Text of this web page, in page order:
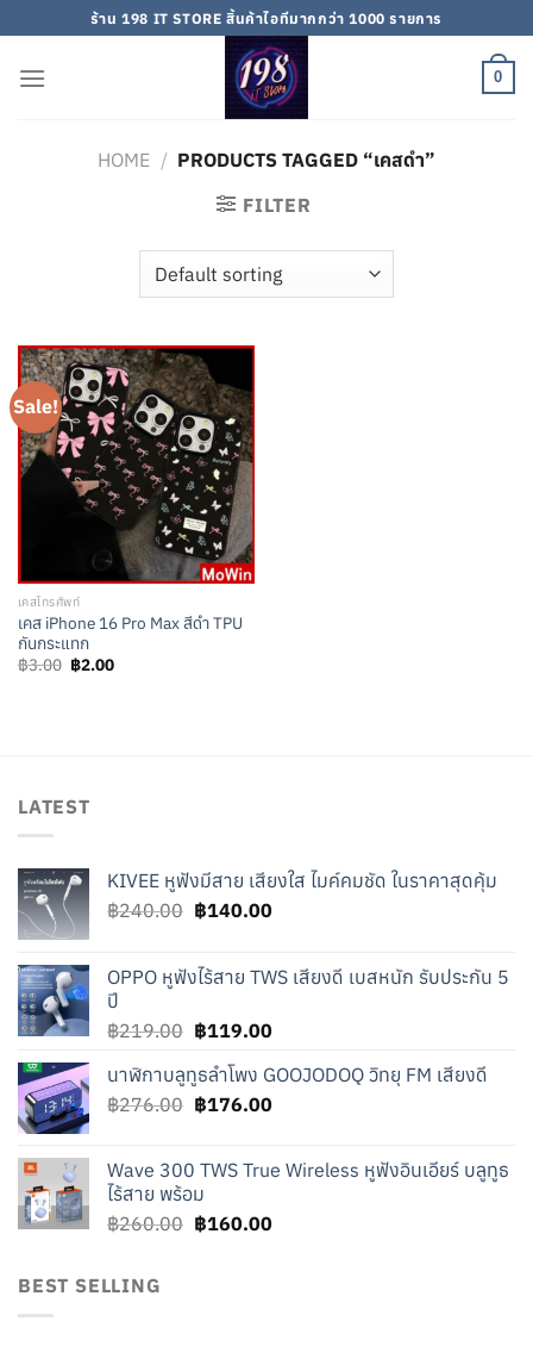
to
content
ร้าน 198 IT STORE สิ้นค้าไอทีมากกว่า 1000 รายการ
0
HOME / PRODUCTS TAGGED “เคสดำ”
FILTER
Sale!
เคสโทรศัพท์
เคส iPhone 16 Pro Max สีดำ TPU
กันกระแทก
฿3.00 Original
price
฿2.00Current
LATEST
KIVEE หูฟังมีสาย เสียงใส ไมค์คมชัด ในราคาสุดคุ้ม
฿240.00 Original
฿240.00.
฿140.00Current
฿140.00.
OPPO หูฟังไร้สาย TWS เสียงดี เบสหนัก รับประกัน 5
ปี
฿219.00 Original
was:
฿219.00.
฿119.00Current
is:
฿119.00.
นาฬิกาบลูทูธลำโพง GOOJODOQ วิทยุ FM เสียงดี
฿276.00 Original
฿276.00.
฿176.00Current
฿176.00.
Wave 300 TWS True Wireless หูฟังอินเอียร์ บลูทูธ
ไร้สาย พร้อม
฿260.00 Original
฿160.00Current
BEST SELLING